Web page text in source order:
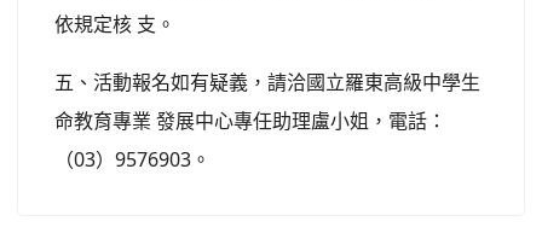
依規定核 支。
五、活動報名如有疑義，請洽國立羅東高級中學生
命教育專業 發展中心專任助理盧小姐，電話：
（03）9576903。